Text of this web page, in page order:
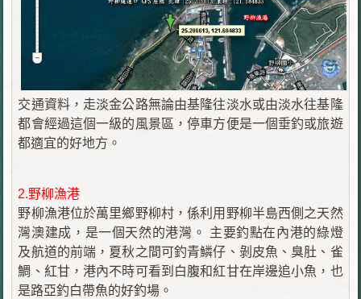
交通資料，走淡金公路無論由基隆往淡水或由淡水往基隆
都會經過這個一級的風景區，停車方便是一個垂釣或旅遊
都適宜的好地方。
2.野柳漁港
野柳漁港位於萬里鄉野柳村，係利用野柳半島西側之天然
灣澳建成，是一個天然的港灣。 主要釣點在內港的綠燈
及航道的前端，夏秋之間可釣青鱗仔、剝皮魚、臭肚、雀
鯛、紅甘，港內不時可看到白腹和紅甘在岸邊追小魚，也
是路亞釣白帶魚的好釣場。